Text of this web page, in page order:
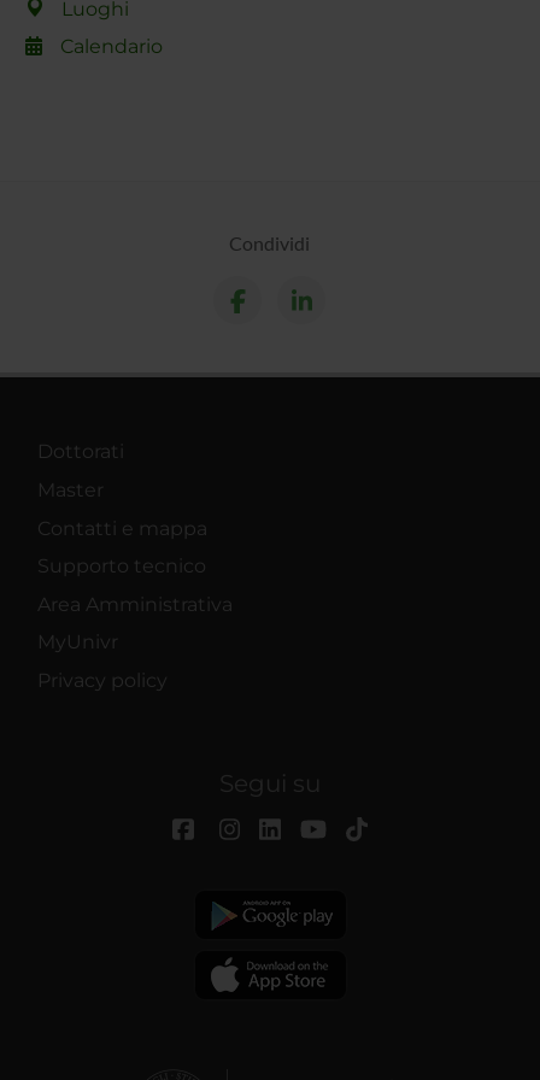
Luoghi
Calendario
Condividi
Dottorati
Master
Contatti e mappa
Supporto tecnico
Area Amministrativa
MyUnivr
Privacy policy
Segui su